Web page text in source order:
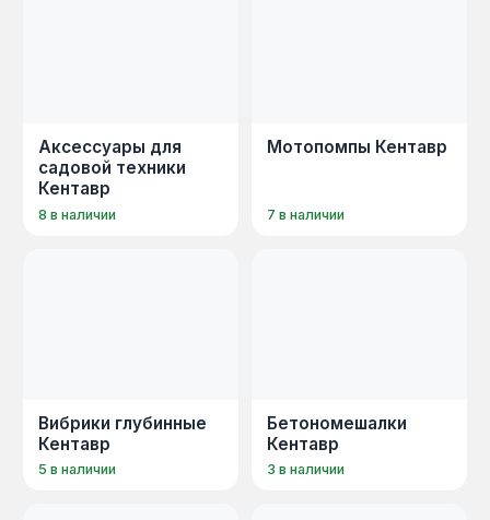
Аксессуары для
садовой техники
Кентавр
8 в наличии
Мотопомпы Кентавр
7 в наличии
Вибрики глубинные
Кентавр
5 в наличии
Бетономешалки
Кентавр
3 в наличии